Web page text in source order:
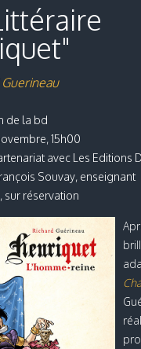
de la bd
15h00
avec Les Editions
Souvay, enseignant
sur réservation